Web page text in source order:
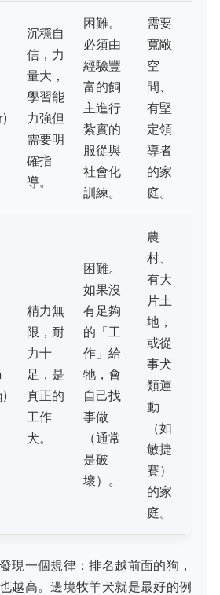
沉穩自
信，力
量大，
學習能
力強但
需要明
確指
導。
困難。
必須由
經驗豐
富的飼
主進行
紮實的
服從與
社會化
訓練。
需要
寬敞
空
間、
有堅
定領
導者
的家
庭。
精力無
限，耐
力十
足，是
真正的
工作
犬。
困難。
如果沒
有足夠
的「工
作」給
牠，會
自己找
事做
（通常
是破
壞）。
農
村、
有大
片土
地，
或從
事犬
類運
動
（如
敏捷
賽）
的家
庭。
現一個規律：排名越前面的狗，
越高。邊境牧羊犬就是最好的例